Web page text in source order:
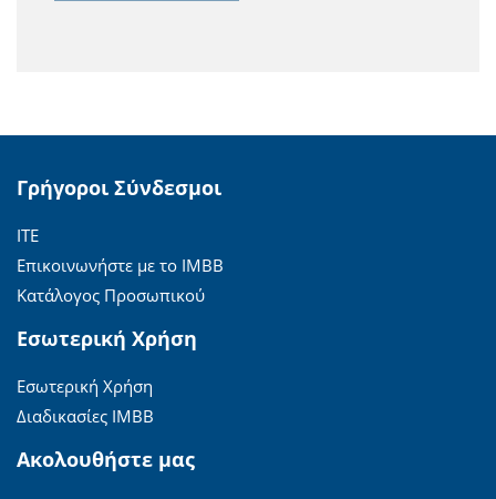
Γρήγοροι Σύνδεσμοι
ΙΤΕ
Επικοινωνήστε με το ΙΜΒΒ
Κατάλογος Προσωπικού
Εσωτερική Χρήση
Εσωτερική Χρήση
Διαδικασίες ΙΜΒΒ
Ακολουθήστε μας